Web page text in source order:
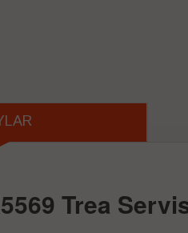
Trea